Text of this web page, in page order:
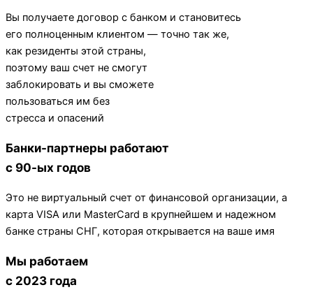
Вы получаете договор с банком и становитесь
его полноценным клиентом — точно так же,
как резиденты этой страны,
поэтому ваш счет не смогут
заблокировать и вы сможете
пользоваться им без
стресса и опасений
Банки-партнеры работают
с 90-ых годов
Это не виртуальный счет от финансовой организации, а
карта VISA или MasterCard в крупнейшем и надежном
банке страны СНГ, которая открывается на ваше имя
Мы работаем
с 2023 года